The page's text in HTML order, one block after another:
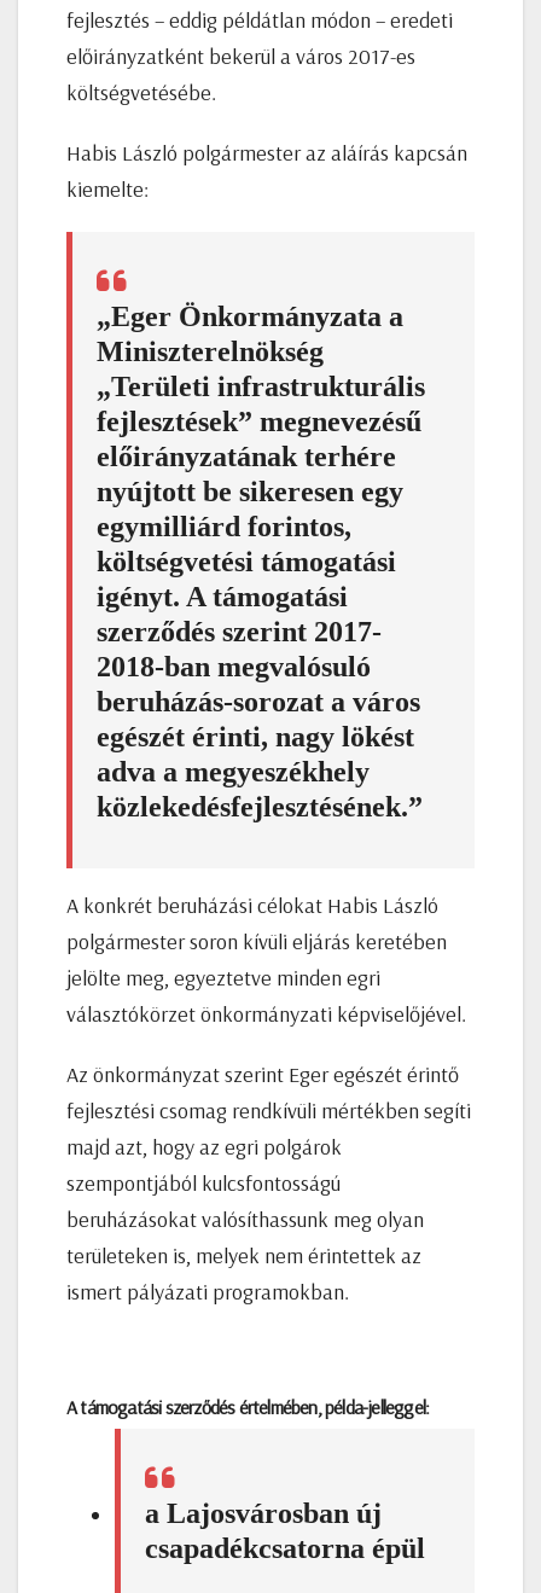
fejlesztés – eddig példátlan módon – eredeti
előirányzatként bekerül a város 2017-es
költségvetésébe.
Habis László polgármester az aláírás kapcsán
kiemelte:
„Eger Önkormányzata a
Miniszterelnökség
„Területi infrastrukturális
fejlesztések” megnevezésű
előirányzatának terhére
nyújtott be sikeresen egy
egymilliárd forintos,
költségvetési támogatási
igényt. A támogatási
szerződés szerint 2017-
2018-ban megvalósuló
beruházás-sorozat a város
egészét érinti, nagy lökést
adva a megyeszékhely
közlekedésfejlesztésének.”
A konkrét beruházási célokat Habis László
polgármester soron kívüli eljárás keretében
jelölte meg, egyeztetve minden egri
választókörzet önkormányzati képviselőjével.
Az önkormányzat szerint Eger egészét érintő
fejlesztési csomag rendkívüli mértékben segíti
majd azt, hogy az egri polgárok
szempontjából kulcsfontosságú
beruházásokat valósíthassunk meg olyan
területeken is, melyek nem érintettek az
ismert pályázati programokban.
A támogatási szerződés értelmében, példa-jelleggel:
a Lajosvárosban új
csapadékcsatorna épül